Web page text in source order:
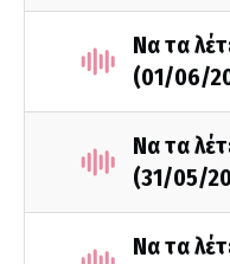
Να τα
(01/06/
Να τα
(31/05/
Να τα